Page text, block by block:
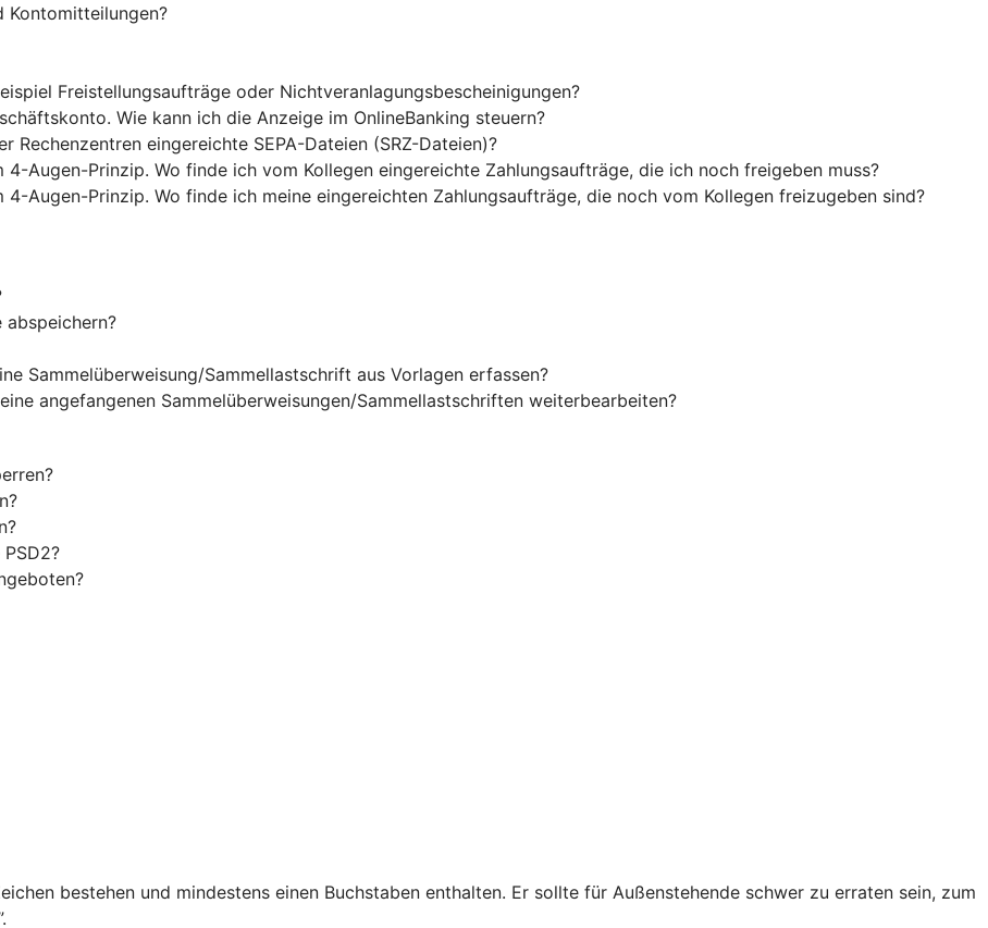
Kontomitteilungen?
Freistellungsaufträge oder Nichtveranlagungsbescheinigungen?
Wie kann ich die Anzeige im OnlineBanking steuern?
eingereichte SEPA-Dateien (SRZ-Dateien)?
Augen-Prinzip. Wo finde ich vom Kollegen eingereichte Zahlungsaufträge, die ich noch freigeben muss?
Augen-Prinzip. Wo finde ich meine eingereichten Zahlungsaufträge, die noch vom Kollegen freizugeben sind?
Sammelüberweisung/Sammellastschrift aus Vorlagen erfassen?
angefangenen Sammelüberweisungen/Sammellastschriften weiterbearbeiten?
bestehen und mindestens einen Buchstaben enthalten. Er sollte für Außenstehende schwer zu erraten sein, zum